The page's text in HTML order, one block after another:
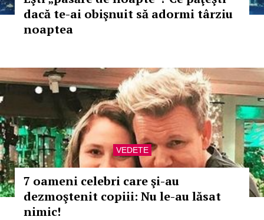
dacă te-ai obişnuit să adormi târziu
noaptea
VEDETE
7 oameni celebri care şi-au
dezmoştenit copiii: Nu le-au lăsat
nimic!